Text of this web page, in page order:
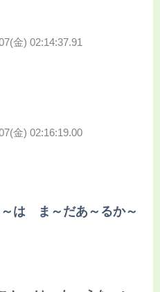
金) 02:14:37.91
金) 02:16:19.00
は ま～だあ～るか～